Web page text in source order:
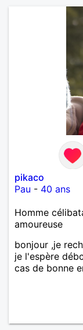
pikaco
Pau - 40 ans
Homme
amoureuse
bonjour ,je
je l'espère
cas de bonne